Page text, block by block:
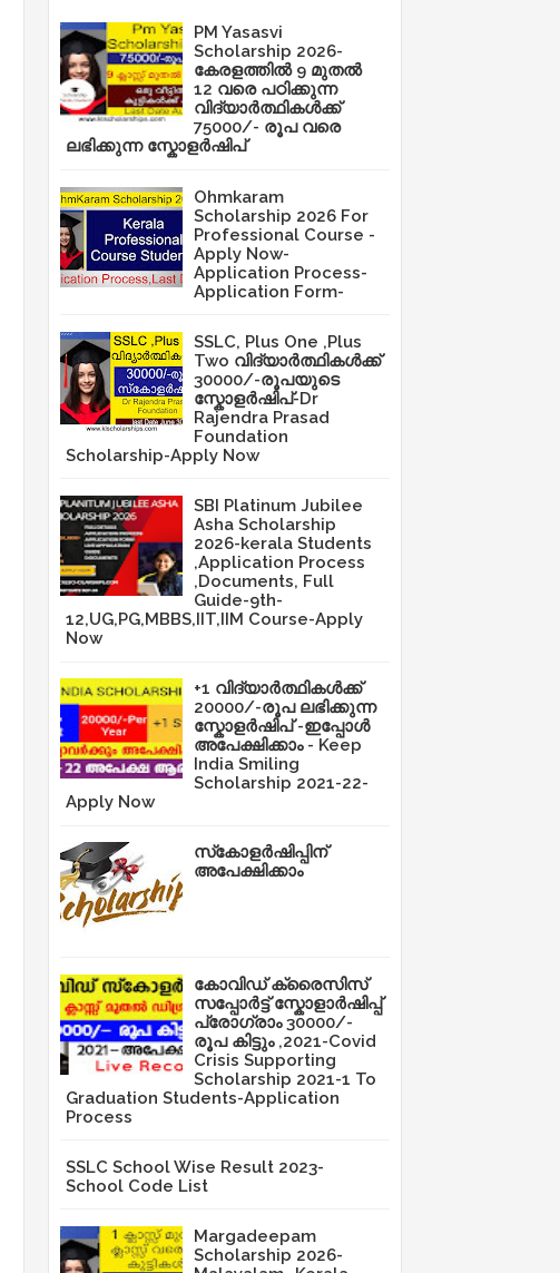
PM Yasasvi
Scholarship 2026-
കേരളത്തിൽ 9 മുതൽ
12 വരെ പഠിക്കുന്ന
വിദ്യാർത്ഥികൾക്ക്
75000/- രൂപ വരെ
ലഭിക്കുന്ന സ്കോളർഷിപ്
Ohmkaram
Scholarship 2026 For
Professional Course -
Apply Now-
Application Process-
Application Form-
SSLC, Plus One ,Plus
Two വിദ്യാർത്ഥികൾക്ക്
30000/-രൂപയുടെ
സ്കോളർഷിപ്-Dr
Rajendra Prasad
Foundation
Scholarship-Apply Now
SBI Platinum Jubilee
Asha Scholarship
2026-kerala Students
,Application Process
,Documents, Full
Guide-9th-
12,UG,PG,MBBS,IIT,IIM Course-Apply
Now
+1 വിദ്യാർത്ഥികൾക്ക്
20000/-രൂപ ലഭിക്കുന്ന
സ്കോളർഷിപ് -ഇപ്പോൾ
അപേക്ഷിക്കാം - Keep
India Smiling
Scholarship 2021-22-
Apply Now
സ്‌കോളർഷിപ്പിന്
അപേക്ഷിക്കാം
കോവിഡ് ക്രൈസിസ്
സപ്പോർട്ട് സ്കോളാർഷിപ്പ്
പ്രോഗ്രാം 30000/-
രൂപ കിട്ടും ,2021-Covid
Crisis Supporting
Scholarship 2021-1 To
Graduation Students-Application
Process
SSLC School Wise Result 2023-
School Code List
Margadeepam
Scholarship 2026-